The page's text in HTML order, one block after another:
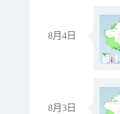
8月4日
8月3日